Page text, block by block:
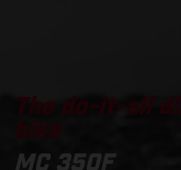
The do-it-all
MC 350F